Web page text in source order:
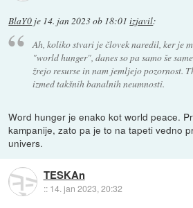
BlaY0 je 14. jan 2023 ob 18:01 izjavil:
Ah, koliko stvari je človek naredil, ker je
"world hunger", danes so pa samo še
žrejo resurse in nam jemljejo pozornost.
izmed takšnih banalnih neumnosti.
Word hunger je enako kot world peace.
kampanije, zato pa je to na tapeti vedno
univers.
TESKAn
:: 14. jan 2023, 20:32